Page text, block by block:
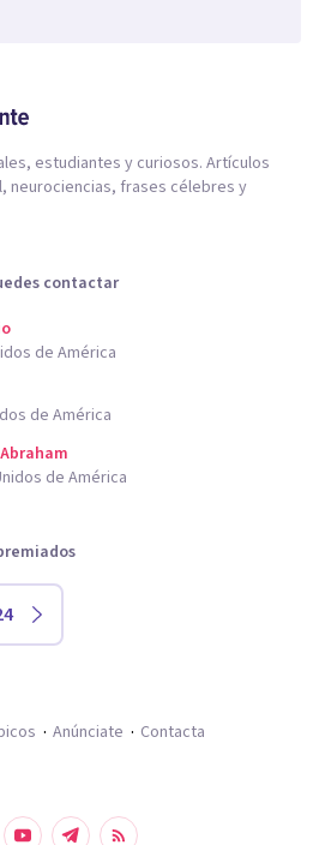
estudiantes y curiosos. Artículos
neurociencias, frases célebres y
contactar
de América
de América
de América
Anúnciate Contacta